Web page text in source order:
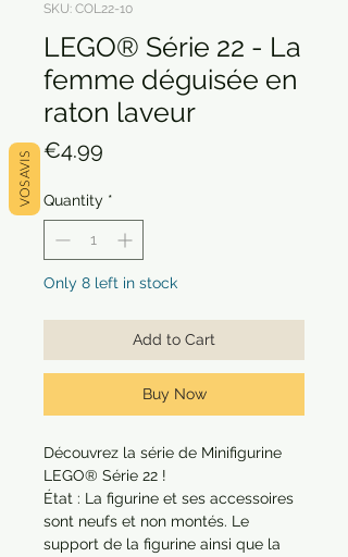
SKU: COL22-10
LEGO® Série 22 - La
femme déguisée en
raton laveur
€4.99
Quantity *
Only 8 left in stock
Add to Cart
Buy Now
Découvrez la série de Minifigurine
LEGO® Série 22 !
État : La figurine et ses accessoires
sont neufs et non montés. Le
support de la figurine ainsi que la
VOS AVIS